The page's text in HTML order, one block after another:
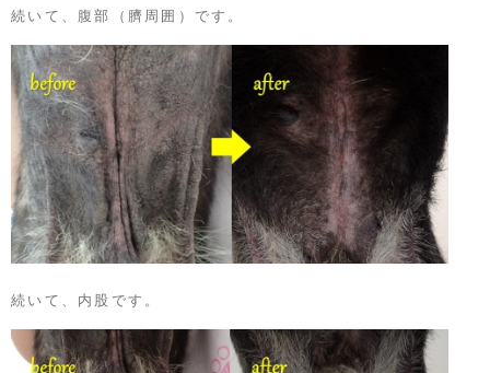
続いて、腹部（臍周囲）です。
続いて、内股です。